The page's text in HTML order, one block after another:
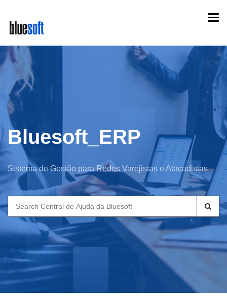
main
content
Bluesoft_ERP
Sistema de Gestão para Redes Varejistas e Atacadistas
Search
for: